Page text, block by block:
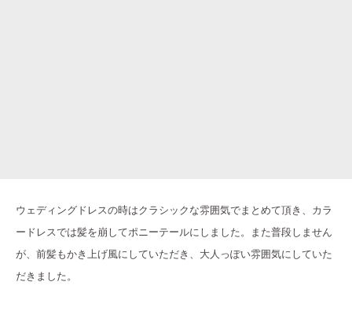
ウェディングドレスの時はクラシックな雰囲気でまとめて頂き、カラ
ードレスでは髪を崩してポニーテールにしました。また普段しません
が、前髪もかき上げ風にしていただき、大人っぽい雰囲気にしていた
だきました。